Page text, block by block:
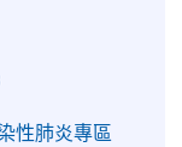
性肺炎專區